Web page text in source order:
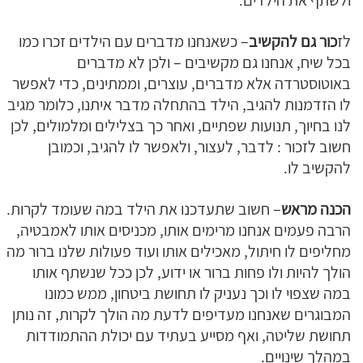
לזכור גם להקשיב– כשאנחנו מדברים עם הילדים זכרו כמו
בכל שיח, אנחנו גם מקשיבים – ולכן לא מדברים
באוטוסטרדה אלא מדברים, עוצרים, וממתינים, כדי לאפשר
לו הזדמנות להגיב, הילד בהתחלה מדבר איתנו, כלומר מגיב
לנו בחיוך, תנועות שפתיים, ואחר כך בצלילים ומלמולים, לכן
חשוב לזכור : לדבר, לעצור, ולאפשר לו להגיב, וכמובן
להקשיב לו.
הכנה מראש– חשוב שתעדכנו את הילד במה שעומד לקרות.
הרבה פעמים אנחנו מרימים אותו, מכניסים אותו לאמבטיה,
מחליפים לו חיתול, מאכילים אותו ועוד פעולות שלנו ברור מה
הולך להיות ולו פחות ברור או ידוע, לכן ככל שנשתף אותו
במה שצפוי לו וכך נעניק לו תחושת ביטחון, ממש כמונו
המבוגרים שאנחנו מעדיפים לדעת מה הולך לקרות, זה נותן
תחושת שליטה, ואף מסייע בעתיד עם יכולת ההתמודדות
במהלך שינויים.